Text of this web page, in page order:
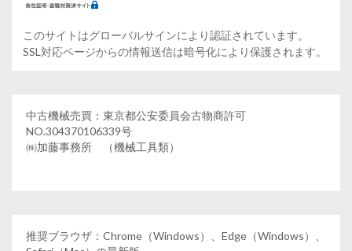
このサイトはグローバルサインにより認証されています。
SSL対応ページからの情報送信は暗号化により保護されます。
中古機械売買：東京都公安委員会古物商許可
NO.304370106339号
㈱加藤事務所 （機械工具類）
推奨ブラウザ：Chrome（Windows）、Edge（Windows）、